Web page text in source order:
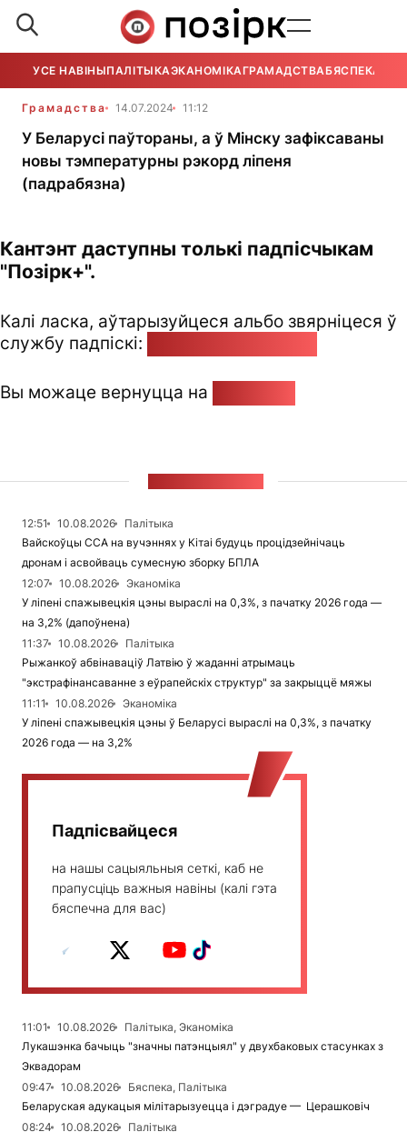
УСЕ НАВІНЫПАЛІТЫКАЭКАНОМІКАГРАМАДСТВАБЯСПЕКА
Грамадства 14.07.2024 11:12
У Беларусі паўтораны, а ў Мінску зафіксаваны
новы тэмпературны рэкорд ліпеня
(падрабязна)
Кантэнт даступны толькі падпісчыкам
"Позірк+".
Калі ласка, аўтарызуйцеся альбо звярніцеся ў
службу падпіскі:
Вы можаце вернуцца на
12:51 10.08.2026
Палітыка
Вайскоўцы ССА на вучэннях у Кітаі будуць процідзейнічаць
дронам і асвойваць сумесную зборку БПЛА
12:07
10.08.2026
Эканоміка
У ліпені спажывецкія цэны выраслі на 0,3%, з пачатку 2026 года —
на 3,2% (дапоўнена)
11:37
10.08.2026
Палітыка
Рыжанкоў абвінаваціў Латвію ў жаданні атрымаць
"экстрафінансаванне з еўрапейскіх структур" за закрыццё мяжы
11:11
10.08.2026
Эканоміка
У ліпені спажывецкія цэны ў Беларусі выраслі на 0,3%, з пачатку
2026 года — на 3,2%
Падпісвайцеся
на нашы сацыяльныя сеткі, каб не
прапусціць важныя навіны (калі гэта
бяспечна для вас)
11:01 10.08.2026
Палітыка, Эканоміка
Лукашэнка бачыць "значны патэнцыял" у двухбаковых стасунках з
Эквадорам
09:47
10.08.2026
Бяспека, Палітыка
Беларуская адукацыя мілітарызуецца і дэградуе — Церашковіч
08:24
10.08.2026
Палітыка